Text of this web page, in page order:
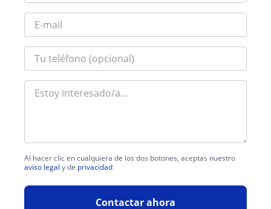
Al hacer clic en cualquiera de los dos botones, aceptas nuestro
aviso legal y de privacidad
Contactar ahora